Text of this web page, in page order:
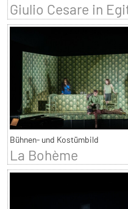
Giulio Cesare in
Bühnen- und Kostümbild
La Bohème